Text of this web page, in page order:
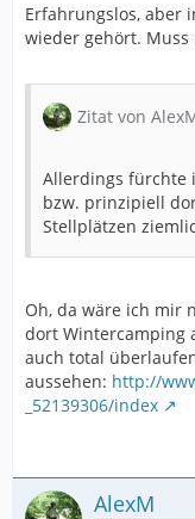
Erfahrungslos, aber
wieder gehört.
Zitat von
Allerdings fürchte
bzw. prinzipiell
Stellplätzen
Oh, da wäre ich mir
dort Wintercamping
auch total
aussehen: http://
_52139306/index
AlexM